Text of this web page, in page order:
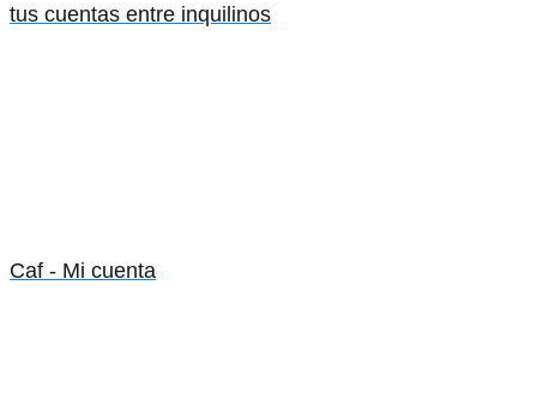
tus cuentas entre inquilinos
Caf - Mi cuenta